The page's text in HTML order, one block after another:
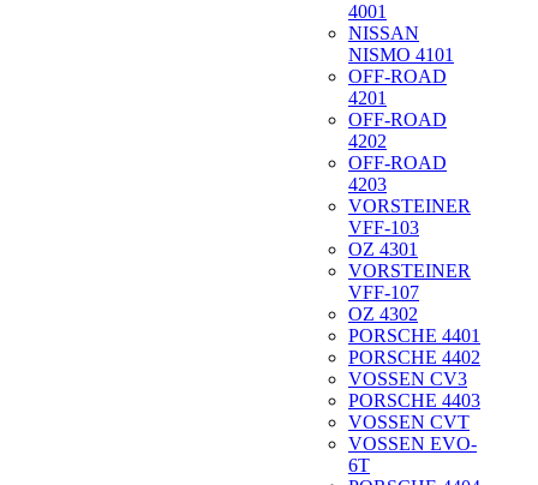
4001
NISSAN
NISMO 4101
OFF-ROAD
4201
OFF-ROAD
4202
OFF-ROAD
4203
VORSTEINER
VFF-103
OZ 4301
VORSTEINER
VFF-107
OZ 4302
PORSCHE 4401
PORSCHE 4402
VOSSEN CV3
PORSCHE 4403
VOSSEN CVT
VOSSEN EVO-
6T